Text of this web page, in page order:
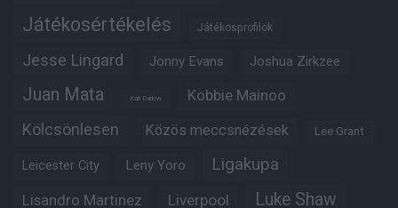
Játékosértékelés Játékosprofilok
Jesse Lingard Jonny Evans Joshua Zirkzee
Juan Mata Karl Darlow Kobbie Mainoo
Kölcsönlesen Közös meccsnézések Lee Grant
Leicester City Leny Yoro Ligakupa
Lisandro Martinez Liverpool Luke Shaw